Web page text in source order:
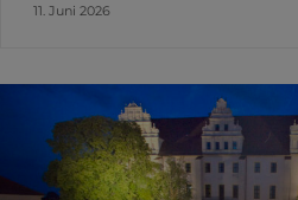
11. Juni 2026